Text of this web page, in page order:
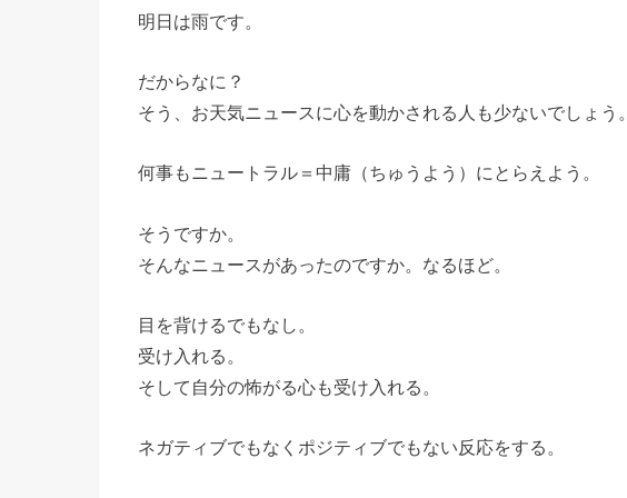
明日は雨です。
だからなに？
そう、お天気ニュースに心を動かされる人も少ないでしょう。
何事もニュートラル＝中庸（ちゅうよう）にとらえよう。
そうですか。
そんなニュースがあったのですか。なるほど。
目を背けるでもなし。
受け入れる。
そして自分の怖がる心も受け入れる。
ネガティブでもなくポジティブでもない反応をする。